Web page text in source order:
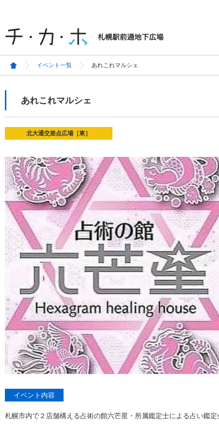
イベント一覧 あれこれマルシェ
あれこれマルシェ
北大通交差点広場［東］
イベント内容
札幌市内で２店舗構える占術の館六芒星・所属鑑定士による占い鑑